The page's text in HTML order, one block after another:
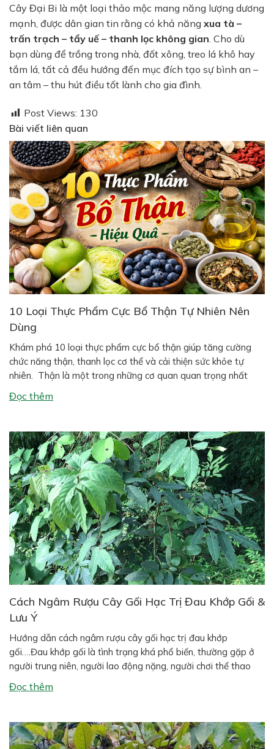
Cây Đại Bi là một loại thảo mộc mang năng lượng dương
mạnh, được dân gian tin rằng có khả năng xua tà –
trấn trạch – tẩy uế – thanh lọc không gian . Cho dù
bạn dùng để trồng trong nhà, đốt xông, treo lá khô hay
tắm lá, tất cả đều hướng đến mục đích tạo sự bình an –
an tâm – thu hút điều tốt lành cho gia đình.
Post Views: 130
Bài viết liên quan
10 Loại Thực Phẩm Cực Bổ Thận Tự Nhiên Nên
Dùng
Khám phá 10 loại thực phẩm cực bổ thận giúp tăng cường
chức năng thận, thanh lọc cơ thể và cải thiện sức khỏe tự
nhiên. Thận là một trong những cơ quan quan trọng nhất
đào thải độc tố, cân bằng […]
Đọc thêm
Cách Ngâm Rượu Cây Gối Hạc Trị Đau Khớp Gối &
Lưu Ý
Hướng dẫn cách ngâm rượu cây gối hạc trị đau khớp
gối….Đau khớp gối là tình trạng khá phổ biến, thường gặp ở
người trung niên, người lao động nặng, người chơi thể thao
phương pháp hiện đại, nhiều người vẫn tin dùng […]
Đọc thêm